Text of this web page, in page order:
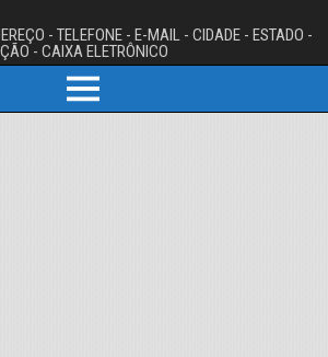
- TELEFONE - E-MAIL - CIDADE - ESTADO -
- CAIXA ELETRÔNICO